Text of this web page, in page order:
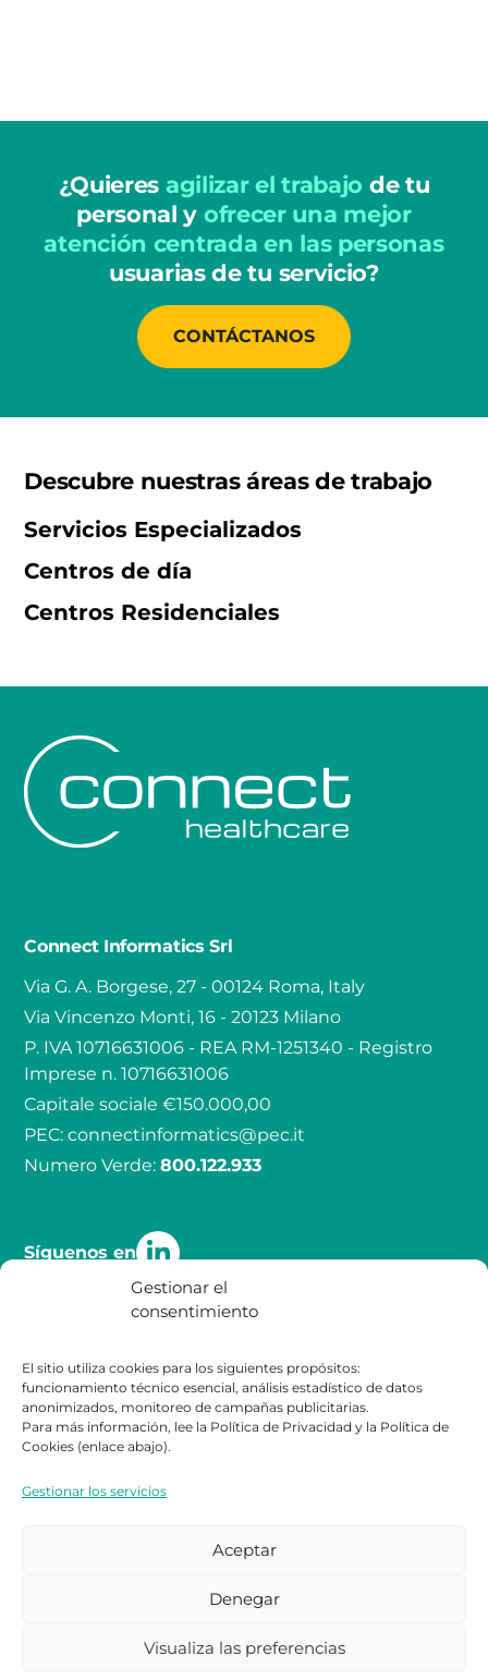
Gestionar el
consentimiento
El sitio utiliza cookies para los siguientes propósitos:
funcionamiento técnico esencial, análisis estadístico de datos
anonimizados, monitoreo de campañas publicitarias.
Para más información, lee la Política de Privacidad y la Política de
Cookies (enlace abajo).
Gestionar los servicios
Aceptar
Denegar
Visualiza las preferencias
¿Quieres agilizar el trabajo de tu
personal y ofrecer una mejor
atención centrada en las personas
usuarias de tu servicio?
CONTÁCTANOS
Descubre nuestras áreas de trabajo
Servicios Especializados
Centros de día
Centros Residenciales
Connect Informatics Srl
Via G. A. Borgese, 27 - 00124 Roma, Italy
Via Vincenzo Monti, 16 - 20123 Milano
P. IVA 10716631006 - REA RM-1251340 - Registro
Imprese n. 10716631006
Capitale sociale €150.000,00
PEC:connectinformatics@pec.it
Numero Verde:800.122.933
Síguenos en
CertificacionesContacto
Legal